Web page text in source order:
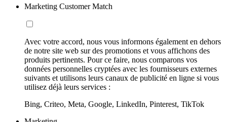
Marketing Customer Match
Avec votre accord, nous vous informons également en dehors
de notre site web sur des promotions et vous affichons des
produits pertinents. Pour ce faire, nous comparons vos
données personnelles cryptées avec les fournisseurs externes
suivants et utilisons leurs canaux de publicité en ligne si vous
utilisez déjà leurs services :
Bing, Criteo, Meta, Google, LinkedIn, Pinterest, TikTok